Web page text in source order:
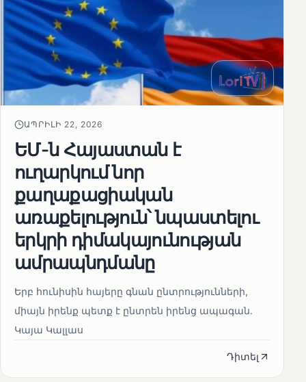
ԱՊՐԻԼԻ 22, 2026
ԵՄ-ն Հայաստան է
ուղարկում նոր
քաղաքացիական
առաքելություն՝ նպաստելու
երկրի դիմակայունության
ամրապնդմանը
Երբ հունիսին հայերը գնան ընտրությունների,
միայն իրենք պետք է ընտրեն իրենց ապագան.
Կայա Կալլաս
Դիտել